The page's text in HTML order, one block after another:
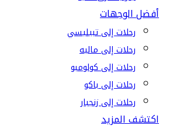
أفضل الوجهات
رحلات إلى تبيليسي
رحلات إلى ماليه
رحلات إلى كولومبو
رحلات إلى باكو
رحلات إلى زنجبار
اكتشف المزيد